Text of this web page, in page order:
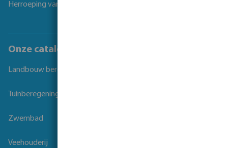
Herroeping van overeenkomst
Onze catalogi
Landbouw beregening
Tuinberegening
Zwembad
Veehouderij